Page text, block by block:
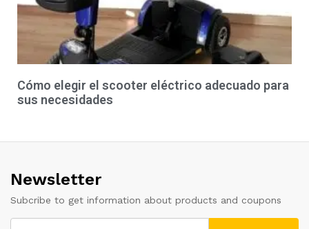
Cómo elegir el scooter eléctrico adecuado para
sus necesidades
Newsletter
Subcribe to get information about products and coupons